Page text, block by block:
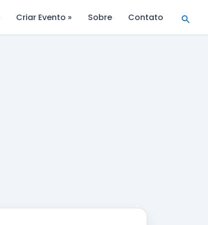
Criar Evento » Sobre Contato